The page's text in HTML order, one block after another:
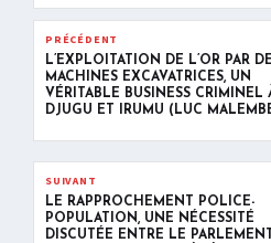
PRÉCÉDENT
L’EXPLOITATION DE L’OR PAR
MACHINES EXCAVATRICES, UN
VÉRITABLE BUSINESS CRIMINEL
DJUGU ET IRUMU (LUC
SUIVANT
LE RAPPROCHEMENT POLICE-
POPULATION, UNE NÉCESSITÉ
DISCUTÉE ENTRE LE PARLEMENT